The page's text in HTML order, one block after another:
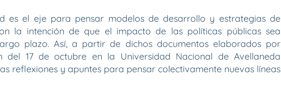
es el eje para pensar modelos de desarrollo y estrategias de
la intención de que el impacto de las políticas públicas sea
plazo. Así, a partir de dichos documentos elaborados por
del 17 de octubre en la Universidad Nacional de Avellaneda
reflexiones y apuntes para pensar colectivamente nuevas líneas